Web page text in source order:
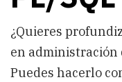
¿Quieres
en administración
Puedes hacerlo